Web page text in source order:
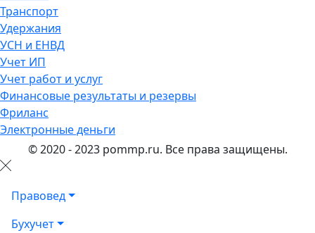
Транспорт
Удержания
УСН и ЕНВД
Учет ИП
Учет работ и услуг
Финансовые результаты и резервы
Фриланс
Электронные деньги
© 2020 - 2023 pommp.ru. Все права защищены.
Правовед
Бухучет